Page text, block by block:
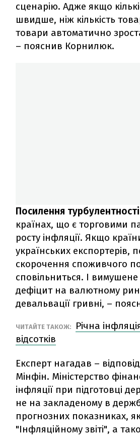
сценарію. Адже якщо
швидше, ніж кількість
товари автоматично
– пояснив Корнилюк.
Посилення
країнах, що є торговими
росту інфляції. Якщо
українських експортерів,
скорочення споживчого
сповільниться. І
дефіцит на валютному
девальвації гривні, –
ЧИТАЙТЕ ТАКОЖ:
Річна
відсотків
Експерт нагадав –
Мінфін. Міністерство
інфляції при підготовці
не на закладеному в
прогнозних показниках,
"Інфляційному звіті", а